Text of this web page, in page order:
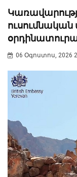
06 Օգոստոս, 2026